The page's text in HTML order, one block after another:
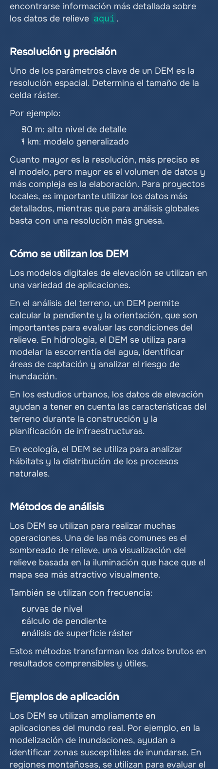
encontrarse información más detallada sobre
los datos de relieve aquí .
Resolución y precisión
Uno de los parámetros clave de un DEM es la
resolución espacial. Determina el tamaño de la
celda ráster.
Por ejemplo:
30 m: alto nivel de detalle
1 km: modelo generalizado
Cuanto mayor es la resolución, más preciso es
el modelo, pero mayor es el volumen de datos y
más compleja es la elaboración. Para proyectos
locales, es importante utilizar los datos más
detallados, mientras que para análisis globales
basta con una resolución más gruesa.
Cómo se utilizan los DEM
Los modelos digitales de elevación se utilizan en
una variedad de aplicaciones.
En el análisis del terreno, un DEM permite
calcular la pendiente y la orientación, que son
importantes para evaluar las condiciones del
relieve. En hidrología, el DEM se utiliza para
modelar la escorrentía del agua, identificar
áreas de captación y analizar el riesgo de
inundación.
En los estudios urbanos, los datos de elevación
ayudan a tener en cuenta las características del
terreno durante la construcción y la
planificación de infraestructuras.
En ecología, el DEM se utiliza para analizar
hábitats y la distribución de los procesos
naturales.
Métodos de análisis
Los DEM se utilizan para realizar muchas
operaciones. Una de las más comunes es el
sombreado de relieve, una visualización del
relieve basada en la iluminación que hace que el
mapa sea más atractivo visualmente.
También se utilizan con frecuencia:
curvas de nivel
cálculo de pendiente
análisis de superficie ráster
Estos métodos transforman los datos brutos en
resultados comprensibles y útiles.
Ejemplos de aplicación
Los DEM se utilizan ampliamente en
aplicaciones del mundo real. Por ejemplo, en la
modelización de inundaciones, ayudan a
identificar zonas susceptibles de inundarse. En
regiones montañosas, se utilizan para evaluar el